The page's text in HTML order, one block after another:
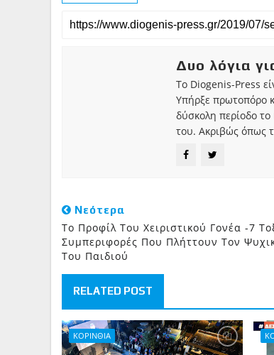
Δυο λόγια
Το Diogenis-Press
Υπήρξε πρωτοπόρο
δύσκολη περίοδο το
του. Ακριβώς όπως
Νεότερα
To Προφίλ Του Χειριστικού Γονέα -7
Συμπεριφορές Που Πλήττουν Τον
Του Παιδιού
RELATED POST
ΚΟΡΙΝΘΙΑ